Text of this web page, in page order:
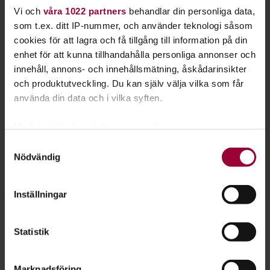
Vi och våra 1022 partners behandlar din personliga data,
som t.ex. ditt IP-nummer, och använder teknologi såsom
cookies för att lagra och få tillgång till information på din
enhet för att kunna tillhandahålla personliga annonser och
innehåll, annons- och innehållsmätning, åskådarinsikter
och produktutveckling. Du kan själv välja vilka som får
använda din data och i vilka syften.
som kan ha en noggrannhet på upp till flera meter
Du kan ändra eller dra tillbaka ditt samtycke när som
Nödvändig
Inställningar
Statistik
Skicka e-post